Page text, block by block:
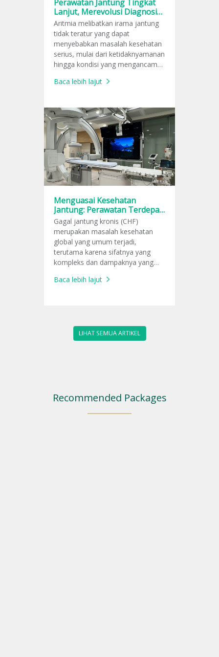
Perawatan Jantung Tingkat
Lanjut, Merevolusi Diagnosis
Aritmia dan Perawatan
melalui CardioInsight
Aritmia melibatkan irama jantung
tidak teratur yang dapat
menyebabkan masalah kesehatan
serius, mulai dari ketidaknyamanan
hingga kondisi yang mengancam
jantung mendadak.
pada diagnosis yang akurat dan
tepat waktu, dan Bumrungrad
Heart Institute menawarkan
perawatan jantung yang canggih
dan tepat.
Baca lebih lajut
Menguasai Kesehatan
Jantung: Perawatan Terdepan
Penyakit Arteri Koroner
Gagal jantung kronis (CHF)
merupakan masalah kesehatan
global yang umum terjadi,
terutama karena sifatnya yang
kompleks dan dampaknya yang
hari.
Baca lebih lajut
LIHAT SEMUA ARTIKEL
Recommended Packages